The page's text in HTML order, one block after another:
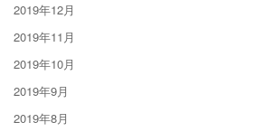
2019年12月
2019年11月
2019年10月
2019年9月
2019年8月